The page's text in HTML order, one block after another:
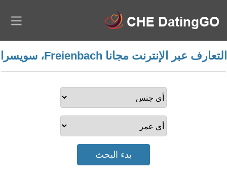
التعارف عبر الإنترنت مجانا Freienbach، سويسرا